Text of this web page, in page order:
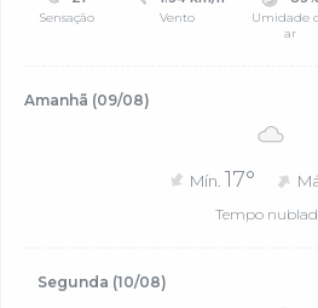
Sensação Vento
Umidade
ar
Amanhã (09/08)
Mín. 17°
Tempo
Segunda (10/08)